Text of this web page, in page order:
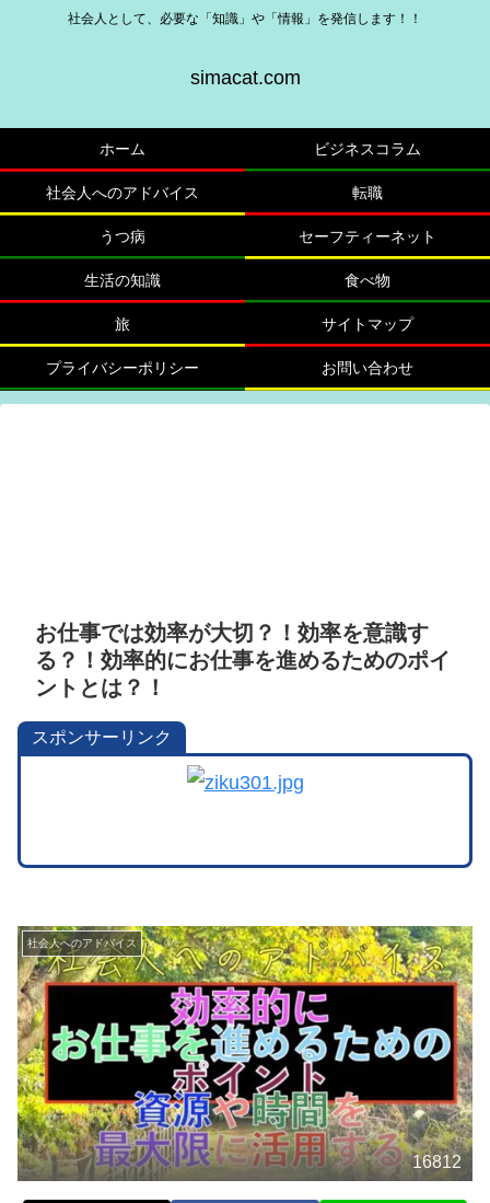
社会人として、必要な「知識」や「情報」を発信します！！
simacat.com
ホーム ビジネスコラム
社会人へのアドバイス 転職
うつ病 セーフティーネット
生活の知識 食べ物
旅 サイトマップ
プライバシーポリシー お問い合わせ
お仕事では効率が大切？！効率を意識す
る？！効率的にお仕事を進めるためのポイ
ントとは？！
スポンサーリンク
社会人へのアドバイス
16812